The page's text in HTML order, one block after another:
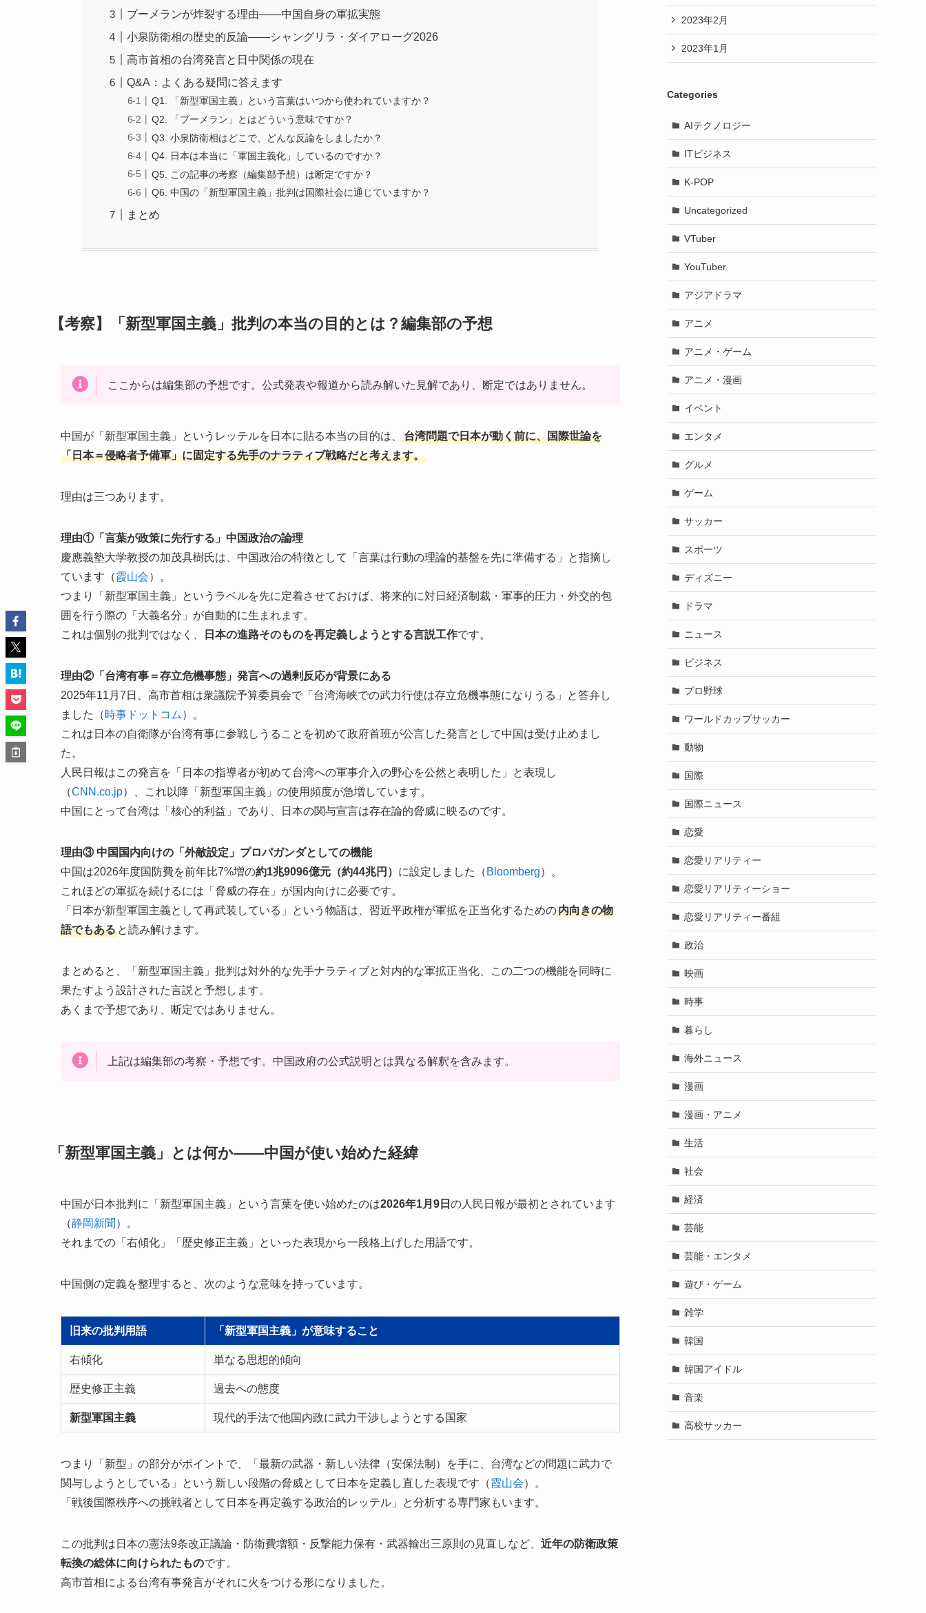
ブーメランが炸裂する理由——中国自身の軍拡実態
小泉防衛相の歴史的反論——シャングリラ・ダイアローグ2026
高市首相の台湾発言と日中関係の現在
Q&A：よくある疑問に答えます
Q1. 「新型軍国主義」という言葉はいつから使われていますか？
Q2. 「ブーメラン」とはどういう意味ですか？
Q3. 小泉防衛相はどこで、どんな反論をしましたか？
Q4. 日本は本当に「軍国主義化」しているのですか？
Q5. この記事の考察（編集部予想）は断定ですか？
Q6. 中国の「新型軍国主義」批判は国際社会に通じていますか？
まとめ
【考察】「新型軍国主義」批判の本当の目的とは？編集部の予想
ここからは編集部の予想です。公式発表や報道から読み解いた見解であり、断定ではありません。
中国が「新型軍国主義」というレッテルを日本に貼る本当の目的は、
台湾問題で日本が動く前に、国際世論を
「日本＝侵略者予備軍」に固定する先手のナラティブ戦略だと考えます。
理由は三つあります。
理由①「言葉が政策に先行する」中国政治の論理
慶應義塾大学教授の加茂具樹氏は、中国政治の特徴として「言葉は行動の理論的基盤を先に準備する」と指摘し
ています（霞山会）。
つまり「新型軍国主義」というラベルを先に定着させておけば、将来的に対日経済制裁・軍事的圧力・外交的包
囲を行う際の「大義名分」が自動的に生まれます。
これは個別の批判ではなく、
日本の進路そのものを再定義しようとする言説工作です。
理由②「台湾有事＝存立危機事態」発言への過剰反応が背景にある
2025年11月7日、高市首相は衆議院予算委員会で「台湾海峡での武力行使は存立危機事態になりうる」と答弁し
ました（時事ドットコム ）。
これは日本の自衛隊が台湾有事に参戦しうることを初めて政府首班が公言した発言として中国は受け止めまし
た。
人民日報はこの発言を「日本の指導者が初めて台湾への軍事介入の野心を公然と表明した」と表現し
（CNN.co.jp）、これ以降「新型軍国主義」の使用頻度が急増しています。
中国にとって台湾は「核心的利益」であり、日本の関与宣言は存在論的脅威に映るのです。
理由③ 中国国内向けの「外敵設定」プロパガンダとしての機能
中国は2026年度国防費を前年比7%増の約1兆9096億元（約44兆円） に設定しました（ Bloomberg）。
これほどの軍拡を続けるには「脅威の存在」が国内向けに必要です。
「日本が新型軍国主義として再武装している」という物語は、習近平政権が軍拡を正当化するための内向きの物
語でもある と読み解けます。
まとめると、「新型軍国主義」批判は対外的な先手ナラティブと対内的な軍拡正当化、この二つの機能を同時に
果たすよう設計された言説と予想します。
あくまで予想であり、断定ではありません。
上記は編集部の考察・予想です。中国政府の公式説明とは異なる解釈を含みます。
「新型軍国主義」とは何か——中国が使い始めた経緯
中国が日本批判に「新型軍国主義」という言葉を使い始めたのは2026年1月9日 の人民日報が最初とされています
（静岡新聞 ）。
それまでの「右傾化」「歴史修正主義」といった表現から一段格上げした用語です。
中国側の定義を整理すると、次のような意味を持っています。
旧来の批判用語 「新型軍国主義」が意味すること
右傾化 単なる思想的傾向
歴史修正主義 過去への態度
新型軍国主義 現代的手法で他国内政に武力干渉しようとする国家
つまり「新型」の部分がポイントで、「最新の武器・新しい法律（安保法制）を手に、台湾などの問題に武力で
関与しようとしている」という新しい段階の脅威として日本を定義し直した表現です（霞山会）。
「戦後国際秩序への挑戦者として日本を再定義する政治的レッテル」と分析する専門家もいます。
この批判は日本の憲法9条改正議論・防衛費増額・反撃能力保有・武器輸出三原則の見直しなど、 近年の防衛政策
転換の総体に向けられたものです。
高市首相による台湾有事発言がそれに火をつける形になりました。
2023年2月
2023年1月
Categories
AIテクノロジー
ITビジネス
K-POP
Uncategorized
VTuber
YouTuber
アジアドラマ
アニメ
アニメ・ゲーム
アニメ・漫画
イベント
エンタメ
グルメ
ゲーム
サッカー
スポーツ
ディズニー
ドラマ
ニュース
ビジネス
プロ野球
ワールドカップサッカー
動物
国際
国際ニュース
恋愛
恋愛リアリティー
恋愛リアリティーショー
恋愛リアリティー番組
政治
映画
時事
暮らし
海外ニュース
漫画
漫画・アニメ
生活
社会
経済
芸能
芸能・エンタメ
遊び・ゲーム
雑学
韓国
韓国アイドル
音楽
高校サッカー